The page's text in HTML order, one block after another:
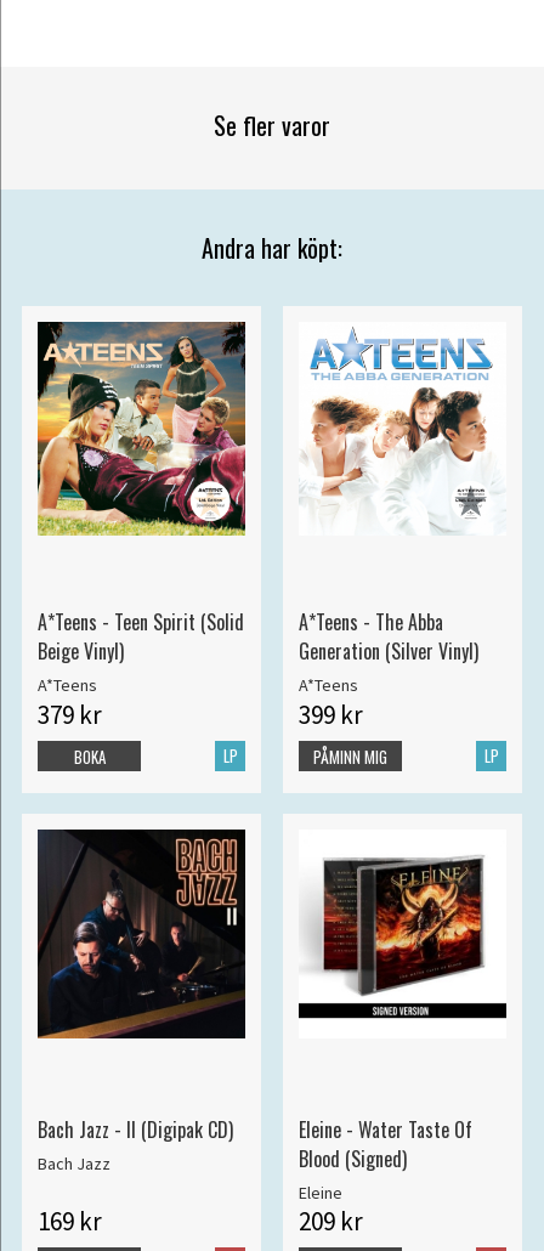
Se fler varor
Andra har köpt:
A*Teens - Teen Spirit (Solid
Beige Vinyl)
A*Teens
379 kr
LP
BOKA
A*Teens - The Abba
Generation (Silver Vinyl)
A*Teens
399 kr
LP
PÅMINN MIG
Bach Jazz - II (Digipak CD)
Bach Jazz
169 kr
Eleine - Water Taste Of
Blood (Signed)
Eleine
209 kr